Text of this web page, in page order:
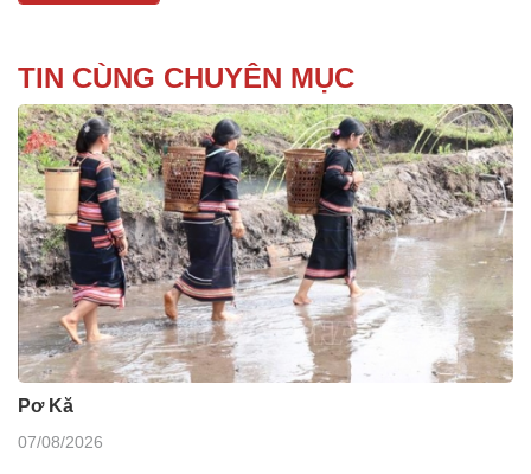
TIN CÙNG CHUYÊN MỤC
Pơ Kă
07/08/2026